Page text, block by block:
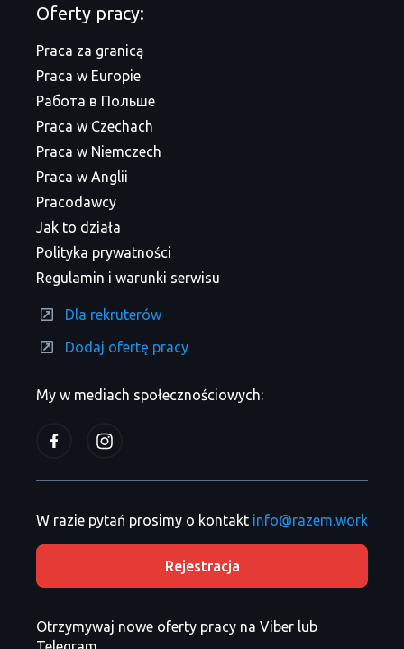
My w mediach społecznościowych:
Oferty pracy:
Praca za granicą
Praca w Europie
Работа в Польше
Praca w Czechach
Praca w Niemczech
Praca w Anglii
Pracodawcy
Jak to działa
Polityka prywatności
Regulamin i warunki serwisu
Dla rekruterów
Dodaj ofertę pracy
W razie pytań prosimy o kontakt info@razem.work
Rejestracja
Otrzymywaj nowe oferty pracy na Viber lub